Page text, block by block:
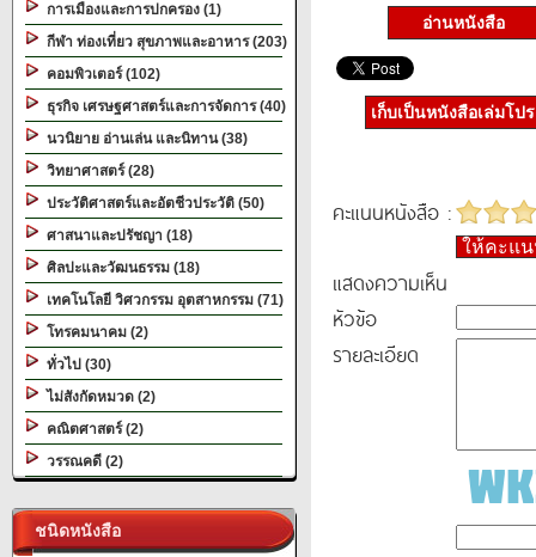
การเมืองและการปกครอง (1)
กีฬา ท่องเที่ยว สุขภาพและอาหาร (203)
คอมพิวเตอร์ (102)
ธุรกิจ เศรษฐศาสตร์และการจัดการ (40)
นวนิยาย อ่านเล่น และนิทาน (38)
วิทยาศาสตร์ (28)
ประวัติศาสตร์และอัตชีวประวัติ (50)
ศาสนาและปรัชญา (18)
ศิลปะและวัฒนธรรม (18)
เทคโนโลยี วิศวกรรม อุตสาหกรรม (71)
โทรคมนาคม (2)
ทั่วไป (30)
ไม่สังกัดหมวด (2)
คณิตศาสตร์ (2)
วรรณคดี (2)
ชนิดหนังสือ
อ่านหนังสือ
เก็บเป็นหนังสือเล่มโป
คะแนนหนังสือ :
ให้คะแ
แสดงความเห็น
หัวข้อ
รายละเอียด